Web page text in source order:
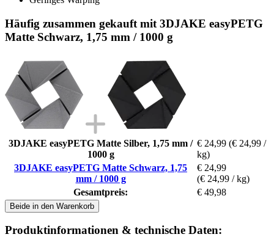
Häufig zusammen gekauft mit 3DJAKE easyPETG
Matte Schwarz, 1,75 mm / 1000 g
3DJAKE easyPETG Matte Silber, 1,75 mm /
1000 g
€ 24,99 (€ 24,99 /
kg)
3DJAKE easyPETG Matte Schwarz, 1,75
mm / 1000 g
€ 24,99
(€ 24,99 / kg)
Gesamtpreis:
€ 49,98
Beide in den Warenkorb
Produktinformationen & technische Daten: